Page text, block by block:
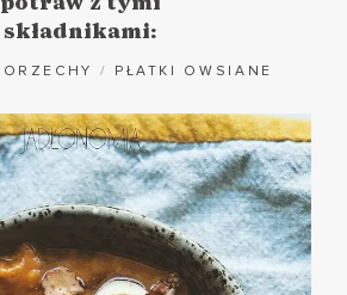
składnikami:
ORZECHY / PŁATKI OWSIANE